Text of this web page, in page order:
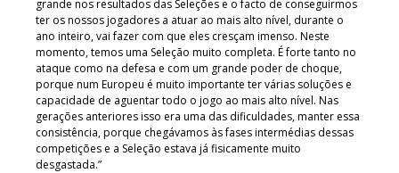
grande nos resultados das Seleções e o facto de conseguirmos
ter os nossos jogadores a atuar ao mais alto nível, durante o
ano inteiro, vai fazer com que eles cresçam imenso. Neste
momento, temos uma Seleção muito completa. É forte tanto no
ataque como na defesa e com um grande poder de choque,
porque num Europeu é muito importante ter várias soluções e
capacidade de aguentar todo o jogo ao mais alto nível. Nas
gerações anteriores isso era uma das dificuldades, manter essa
consistência, porque chegávamos às fases intermédias dessas
competições e a Seleção estava já fisicamente muito
desgastada.”